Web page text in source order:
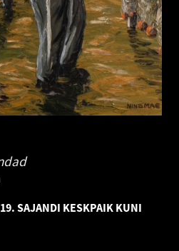
SAJANDI KESKPAIK KUNI